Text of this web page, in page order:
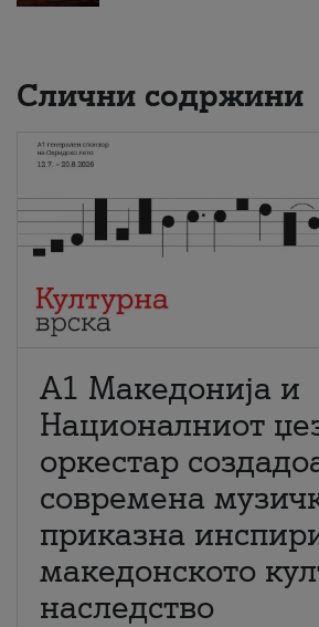
Слични содржини
А1 Македонија и
Националниот
оркестар
современа
приказна
македонското
наследство